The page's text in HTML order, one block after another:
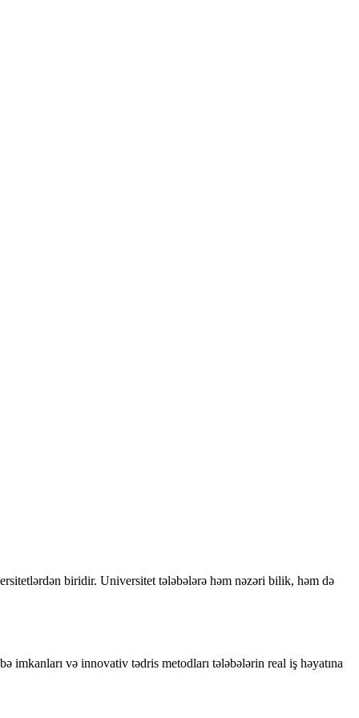
biridir. Universitet tələbələrə həm nəzəri bilik, həm də
və innovativ tədris metodları tələbələrin real iş həyatına